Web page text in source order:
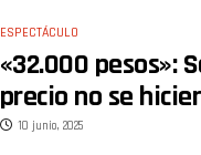
ESPECTÁCULO
«32.000 pesos»:
precio no se
10 junio, 2025